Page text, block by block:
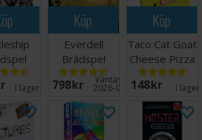
I lager: 20+
Köp
Everdell
Brädspel
798 SEK Väntas in:
2026-09-30
Köp
Taco Cat Goat
Cheese Pizza
Kortspel
148 SEK I